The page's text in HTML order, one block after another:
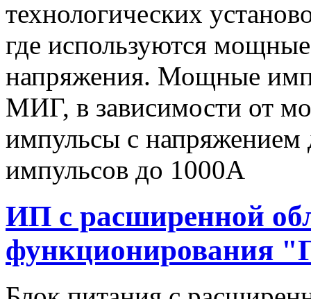
технологических
где используются
напряжения. Мощные
МИГ, в зависимости от
импульсы c
импульсов до 1000А
ИП с расширенной
функционирования